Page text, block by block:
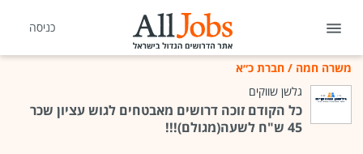
כניסה
משרה חמה / חברת כ״א
גלשן שווקים
כל הקודם זוכה דרושים מאבטחים לגוש עציון שכר
45 ש"ח לשעה(מגולם)!!!